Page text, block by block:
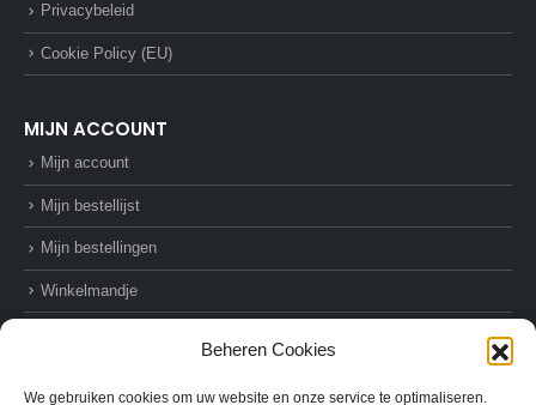
Beheren Cookies
We gebruiken cookies om uw website en onze service te optimaliseren.
Privacybeleid
Cookie Policy (EU)
MIJN ACCOUNT
Mijn account
Mijn bestellijst
Mijn bestellingen
Winkelmandje